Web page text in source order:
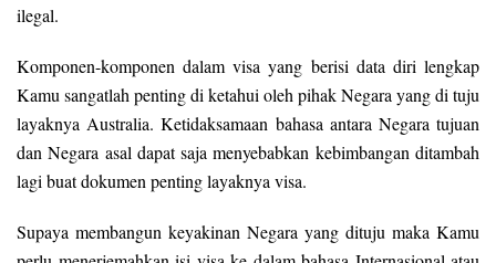
ilegal.
Komponen-komponen dalam visa yang berisi data diri lengkap
Kamu sangatlah penting di ketahui oleh pihak Negara yang di tuju
layaknya Australia. Ketidaksamaan bahasa antara Negara tujuan
dan Negara asal dapat saja menyebabkan kebimbangan ditambah
lagi buat dokumen penting layaknya visa.
Supaya membangun keyakinan Negara yang dituju maka Kamu